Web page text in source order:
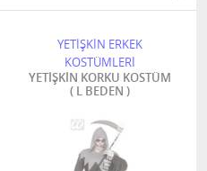
YETİŞKİN ERKEK
KOSTÜMLERİ
YETİŞKİN KORKU KOSTÜM
( L BEDEN )